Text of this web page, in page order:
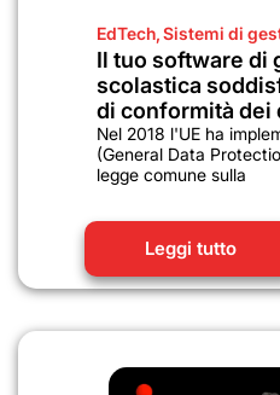
EdTech,Sistemi di
Il tuo software di
scolastica
di conformità dei
Nel 2018 l'UE ha
(General Data
legge comune sulla
Leggi tutto